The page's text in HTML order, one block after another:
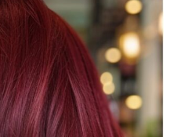
BOLOGNA
&
2022: I